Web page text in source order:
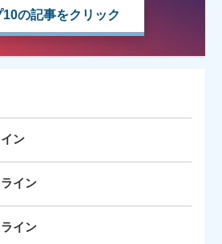
10の記事をクリック
ン
イン
イン